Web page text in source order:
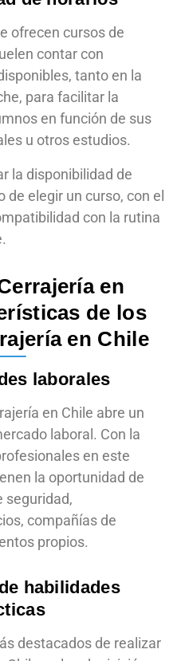
ofrecen cursos de
contar con
tanto en la
para facilitar la
en función de sus
u otros estudios.
la disponibilidad de
de elegir un curso, con el
con la rutina
en
de los
en Chile
laborales
en Chile abre un
laboral. Con la
en este
la oportunidad de
seguridad,
compañías de
propios.
habilidades
destacados de realizar